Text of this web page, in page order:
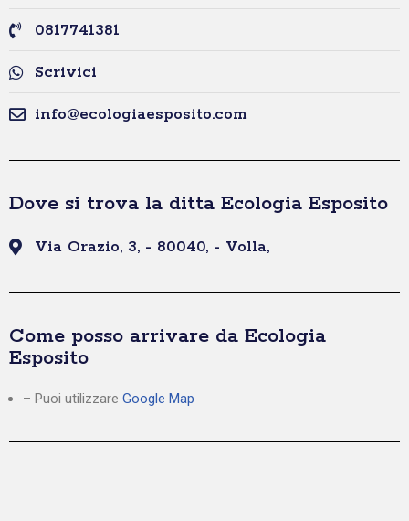
0817741381
Scrivici
info@ecologiaesposito.com
Dove si trova la ditta Ecologia Esposito
Via Orazio, 3, - 80040, - Volla,
Come posso arrivare da Ecologia
Esposito
– Puoi utilizzare Google Map